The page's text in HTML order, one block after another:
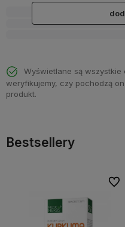
Wyświetlane są wszystkie
weryfikujemy, czy pochodzą
produkt.
Bestsellery
Do